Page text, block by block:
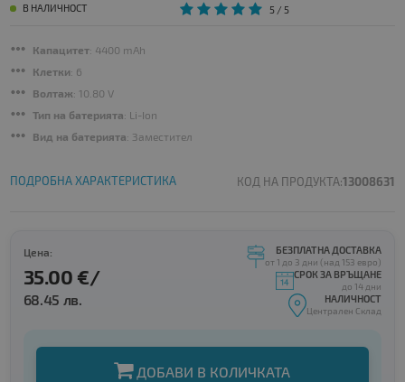
В НАЛИЧНОСТ 5/ 5
Капацитет: 4400 mAh
Клетки: 6
Волтаж: 10.80 V
Тип на батерията: Li-Ion
Вид на батерията: Заместител
ПОДРОБНА ХАРАКТЕРИСТИКА КОД НА ПРОДУКТА:13008631
Цена:
35.00 €/
68.45 лв.
БЕЗПЛАТНА ДОСТАВКА
от 1 до 3 дни (над 153 евро)
СРОК ЗА ВРЪЩАНЕ
до 14 дни
НАЛИЧНОСТ
Централен Склад
ДОБАВИ В КОЛИЧКАТА